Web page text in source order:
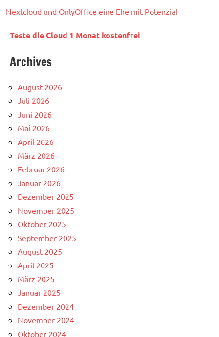
Nextcloud und OnlyOffice eine Ehe mit Potenzial
Teste die Cloud 1 Monat kostenfrei
Archives
August 2026
Juli 2026
Juni 2026
Mai 2026
April 2026
März 2026
Februar 2026
Januar 2026
Dezember 2025
November 2025
Oktober 2025
September 2025
August 2025
April 2025
März 2025
Januar 2025
Dezember 2024
November 2024
Oktober 2024